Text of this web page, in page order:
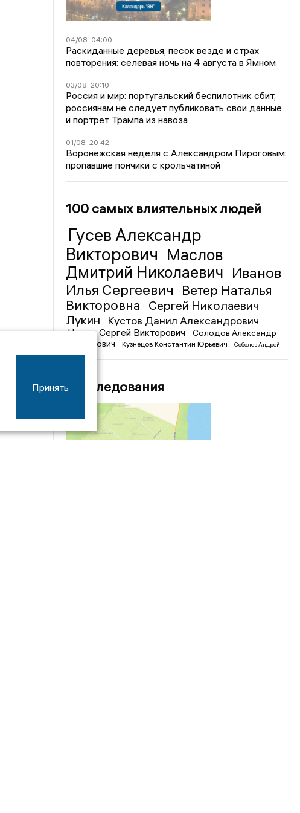
04/08 04:00
Раскиданные деревья, песок везде и страх
повторения: селевая ночь на 4 августа в Ямном
03/08 20:10
Россия и мир: португальский беспилотник сбит,
россиянам не следует публиковать свои данные
и портрет Трампа из навоза
01/08 20:42
Воронежская неделя с Александром Пироговым:
пропавшие пончики с крольчатиной
100 самых влиятельных людей
Гусев Александр
Викторович Маслов
Дмитрий Николаевич Иванов
Илья Сергеевич
Ветер Наталья
Викторовна
Сергей Николаевич
Лукин
Кустов Данил Александрович
Чижов Сергей Викторович
Солодов Александр
Михайлович
Кузнецов Константин Юрьевич
Соболев Андрей
Иванович
Расследования
Принять